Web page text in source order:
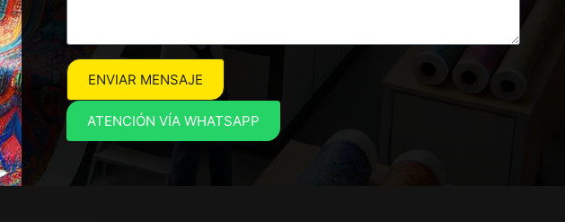
ENVIAR MENSAJE
ATENCIÓN VÍA WHATSAPP